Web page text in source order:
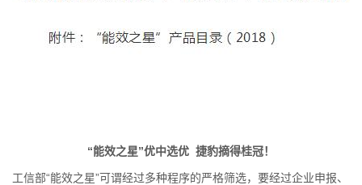
“能效之星”优中选优 捷豹摘得桂冠！
工信部“能效之星”可谓经过多种程序的严格筛选，要经过企业申报、